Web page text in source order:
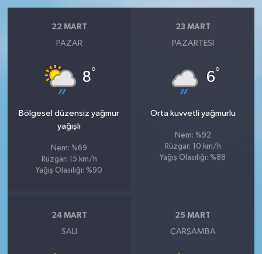
22 MART
PAZAR
8°
Bölgesel düzensiz yağmur
yağışlı
Nem: %69
Rüzgar: 15 km/h
Yağış Olasılığı: %90
23 MART
PAZARTESI
6°
Orta kuvvetli yağmurlu
Nem: %92
Rüzgar: 10 km/h
Yağış Olasılığı: %88
24 MART
SALI
25 MART
ÇARŞAMBA